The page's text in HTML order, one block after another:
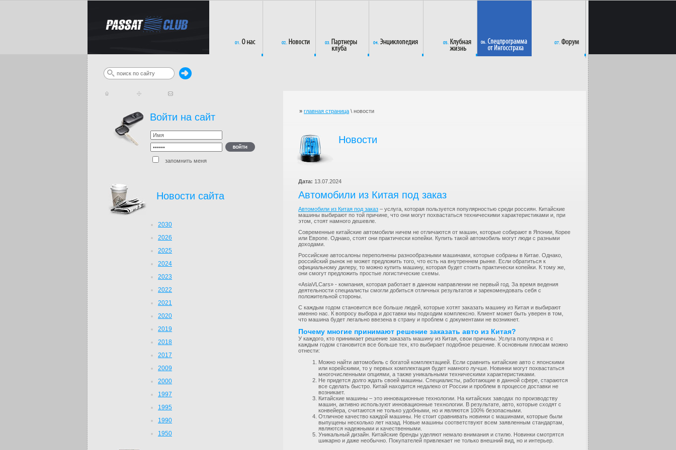
Войти на сайт
запомнить меня
Новости сайта
2030
2026
2025
2024
2023
2022
2021
2020
2019
2018
2017
2009
2000
1997
1995
1990
1950
» главная страница \ новости
Новости
Дата: 13.07.2024
Автомобили из Китая под заказ
Автомобили из Китая под заказ – услуга, которая пользуется популярностью среди россиян. Китайские
машины выбирают по той причине, что они могут похвастаться техническими характеристиками и, при
этом, стоят намного дешевле.
Современные китайские автомобили ничем не отличаются от машин, которые собирают в Японии, Корее
или Европе. Однако, стоят они практически копейки. Купить такой автомобиль могут люди с разными
доходами.
Российские автосалоны переполнены разнообразными машинами, которые собраны в Китае. Однако,
российский рынок не может предложить того, что есть на внутреннем рынке. Если обратиться к
официальному дилеру, то можно купить машину, которая будет стоить практически копейки. К тому же,
они смогут предложить простые логистические схемы.
«AsiaVLCars» - компания, которая работает в данном направлении не первый год. За время ведения
деятельности специалисты смогли добиться отличных результатов и зарекомендовать себя с
положительной стороны.
С каждым годом становится все больше людей, которые хотят заказать машину из Китая и выбирают
именно нас. К вопросу выбора и доставки мы подходим комплексно. Клиент может быть уверен в том,
что машина будет легально ввезена в страну и проблем с документами не возникнет.
Почему многие принимают решение заказать авто из Китая?
У каждого, кто принимает решение заказать машину из Китая, свои причины. Услуга популярна и с
каждым годом становится все больше тех, кто выбирает подобное решение. К основным плюсам можно
отнести:
Можно найти автомобиль с богатой комплектацией. Если сравнить китайские авто с японскими
или корейскими, то у первых комплектация будет намного лучше. Новинки могут похвастаться
многочисленными опциями, а также уникальными техническими характеристиками.
Не придется долго ждать своей машины. Специалисты, работающие в данной сфере, стараются
все сделать быстро. Китай находится недалеко от России и проблем в процессе доставки не
возникает.
Китайские машины – это инновационные технологии. На китайских заводах по производству
машин, активно используют инновационные технологии. В результате, авто, которые сходят с
конвейера, считаются не только удобными, но и являются 100% безопасными.
Отличное качество каждой машины. Не стоит сравнивать новинки с машинами, которые были
выпущены несколько лет назад. Новые машины соответствуют всем заявленным стандартам,
являются надежными и качественными.
Уникальный дизайн. Китайские бренды уделяют немало внимания и стилю. Новинки смотрятся
шикарно и даже необычно. Покупателей привлекает не только внешний вид, но и интерьер.